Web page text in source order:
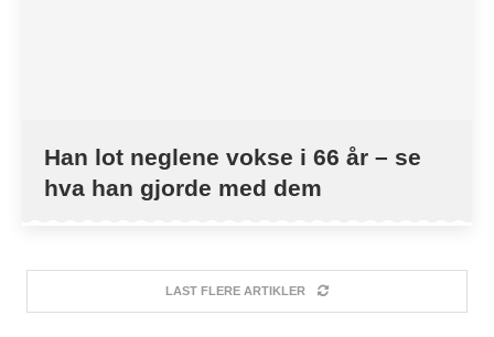
Han lot neglene vokse i 66 år – se
hva han gjorde med dem
LAST FLERE ARTIKLER